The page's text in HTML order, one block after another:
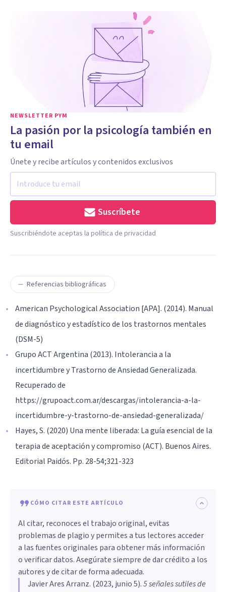
NEWSLETTER PYM
La pasión por la psicología también en
tu email
Únete y recibe artículos y contenidos exclusivos
Suscríbete
Suscribiéndote aceptas la política de privacidad
Referencias bibliográficas
American Psychological Association [APA]. (2014). Manual
de diagnóstico y estadístico de los trastornos mentales
(DSM-5)
Grupo ACT Argentina (2013). Intolerancia a la
incertidumbre y Trastorno de Ansiedad Generalizada.
Recuperado de
https://grupoact.com.ar/descargas/intolerancia-a-la-
incertidumbre-y-trastorno-de-ansiedad-generalizada/
Hayes, S. (2020) Una mente liberada: La guía esencial de la
terapia de aceptación y compromiso (ACT). Buenos Aires.
Editorial Paidós. Pp. 28-54;321-323
CÓMO CITAR ESTE ARTÍCULO
Al citar, reconoces el trabajo original, evitas
problemas de plagio y permites a tus lectores acceder
a las fuentes originales para obtener más información
o verificar datos. Asegúrate siempre de dar crédito a los
autores y de citar de forma adecuada.
Javier Ares Arranz. (2023, junio 5).5 señales sutiles de